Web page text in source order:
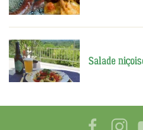
Salade